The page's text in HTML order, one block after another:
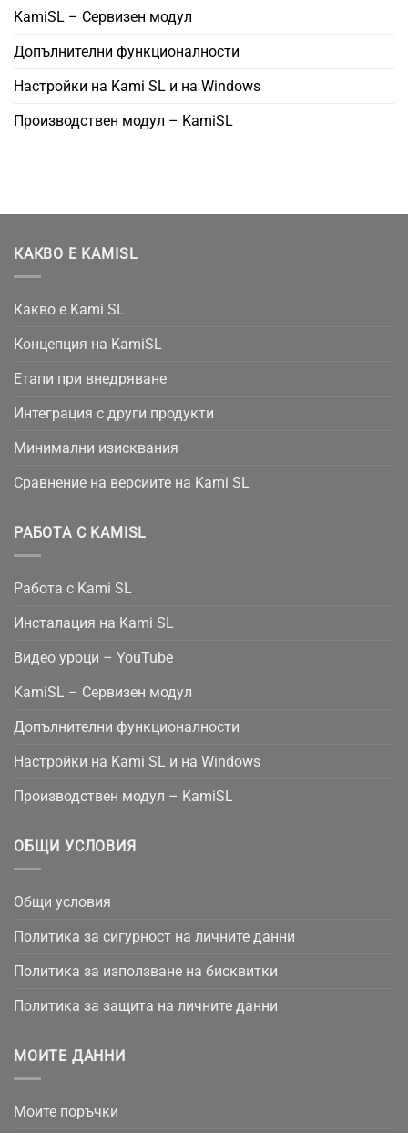
KamiSL – Сервизен модул
Допълнителни функционалности
Настройки на Kami SL и на Windows
Производствен модул – KamiSL
КАКВО Е KAMISL
Какво е Kami SL
Концепция на KamiSL
Етапи при внедряване
Интеграция с други продукти
Минимални изисквания
Сравнение на версиите на Kami SL
РАБОТА С KAMISL
Работа с Kami SL
Инсталация на Kami SL
Видео уроци – YouTube
KamiSL – Сервизен модул
Допълнителни функционалности
Настройки на Kami SL и на Windows
Производствен модул – KamiSL
ОБЩИ УСЛОВИЯ
Общи условия
Политика за сигурност на личните данни
Политика за използване на бисквитки
Политика за защита на личните данни
МОИТЕ ДАННИ
Моите поръчки